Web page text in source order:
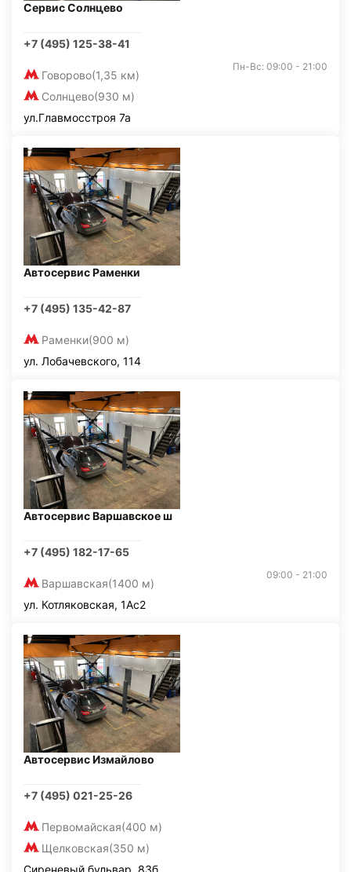
Сервис Солнцево
+7 (495) 125-38-41
Говорово(1,35 км)
Солнцево(930 м)
Пн-Вс: 09:00 - 21:00
ул.Главмосстроя 7а
Автосервис Раменки
+7 (495) 135-42-87
Раменки(900 м)
ул. Лобачевского, 114
Автосервис Варшавское ш
+7 (495) 182-17-65
Варшавская(1400 м)
09:00 - 21:00
ул. Котляковская, 1Ас2
Автосервис Измайлово
+7 (495) 021-25-26
Первомайская(400 м)
Щелковская(350 м)
Сиреневый бульвар, 83б